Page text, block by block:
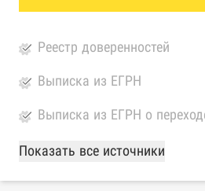
Реестр доверенностей
Выписка из ЕГРН
Выписка из ЕГРН о
База Росстата
Реестры ЕГРЮЛ и ЕГРИП
Показать все источники